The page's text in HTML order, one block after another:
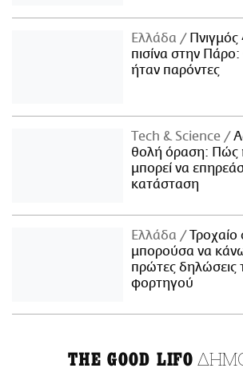
Ελλάδα
Πνιγμός
πισίνα στην Πάρο:
ήταν παρόντες
Τech & Science
θολή όραση: Πώς
μπορεί να
κατάσταση
Ελλάδα
Τροχαίο
μπορούσα να
πρώτες δηλώσεις
φορτηγού
THE GOOD LIFO